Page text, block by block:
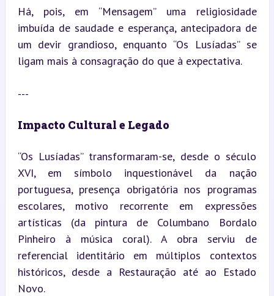
Há, pois, em “Mensagem” uma religiosidade
imbuída de saudade e esperança, antecipadora de
um devir grandioso, enquanto “Os Lusíadas” se
ligam mais à consagração do que à expectativa.
---
Impacto Cultural e Legado
“Os Lusíadas” transformaram-se, desde o século
XVI, em símbolo inquestionável da nação
portuguesa, presença obrigatória nos programas
escolares, motivo recorrente em expressões
artísticas (da pintura de Columbano Bordalo
Pinheiro à música coral). A obra serviu de
referencial identitário em múltiplos contextos
históricos, desde a Restauração até ao Estado
Novo.